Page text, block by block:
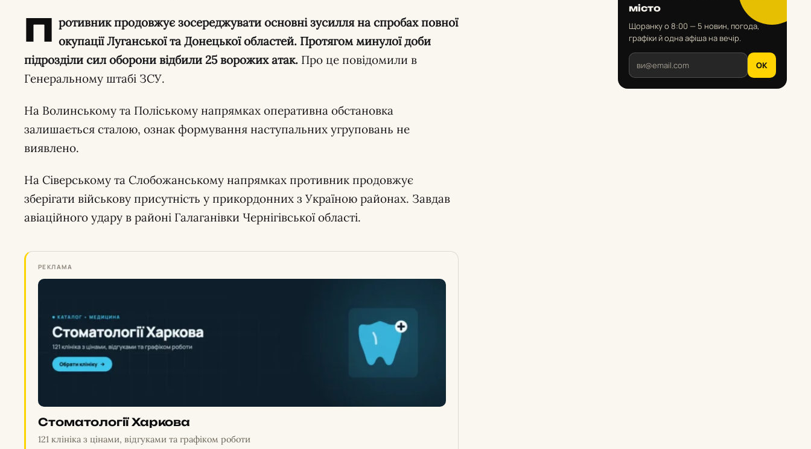
П ротивник продовжує зосереджувати основні зусилля на спробах повної
окупації Луганської та Донецької областей. Протягом минулої доби
підрозділи сил оборони відбили 25 ворожих атак. Про це повідомили в
Генеральному штабі ЗСУ.
На Волинському та Поліському напрямках оперативна обстановка
залишається сталою, ознак формування наступальних угруповань не
виявлено.
На Сіверському та Слобожанському напрямках противник продовжує
зберігати військову присутність у прикордонних з Україною районах. Завдав
авіаційного удару в районі Галаганівки Чернігівської області.
РЕКЛАМА
Стоматології Харкова
121 клініка з цінами, відгуками та графіком роботи
місто
Щоранку о 8:00 — 5 новин, погода,
графіки й одна афіша на вечір.
OK